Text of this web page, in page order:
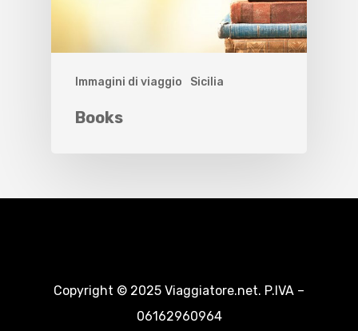
Immagini di viaggio Sicilia
Books
Copyright © 2025 Viaggiatore.net. P.IVA –
06162960964